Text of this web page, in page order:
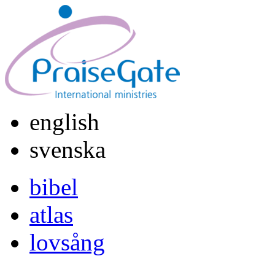
english
svenska
bibel
atlas
lovsång